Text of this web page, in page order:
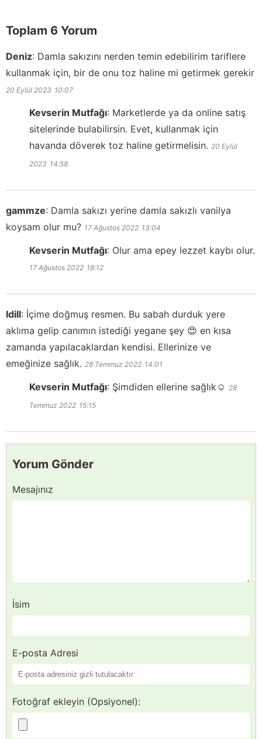
Toplam 6 Yorum
Deniz: Damla sakızını nerden temin edebilirim tariflere
kullanmak için, bir de onu toz haline mi getirmek gerekir
20 Eylül 2023 10:07
Kevserin Mutfağı: Marketlerde ya da online satış
sitelerinde bulabilirsin. Evet, kullanmak için
havanda döverek toz haline getirmelisin. 20 Eylül
2023 14:58
gammze: Damla sakızı yerine damla sakızlı vanilya
koysam olur mu? 17 Ağustos 2022 13:04
Kevserin Mutfağı: Olur ama epey lezzet kaybı olur.
17 Ağustos 2022 18:12
Idill: İçime doğmuş resmen. Bu sabah durduk yere
aklıma gelip canımın istediği yegane şey 😍 en kısa
zamanda yapılacaklardan kendisi. Ellerinize ve
emeğinize sağlık. 28 Temmuz 2022 14:01
Kevserin Mutfağı: Şimdiden ellerine sağlık☺️ 28
Temmuz 2022 15:15
Yorum Gönder
Mesajınız
İsim
E-posta Adresi
Fotoğraf ekleyin (Opsiyonel):